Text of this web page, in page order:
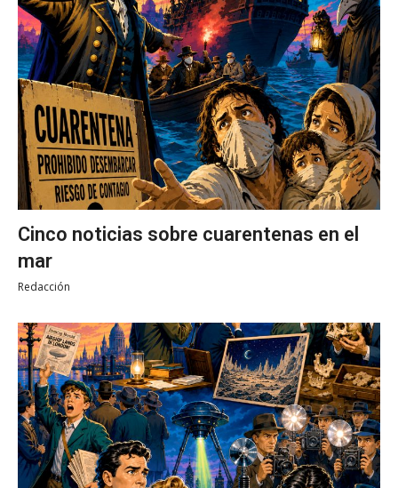
Cinco noticias sobre cuarentenas en el
mar
Redacción